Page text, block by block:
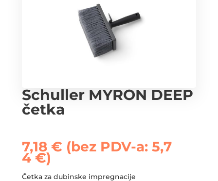
Schuller MYRON DEEP
četka
7,18 € (bez PDV-a: 5,7
4€)
Četka za dubinske impregnacije